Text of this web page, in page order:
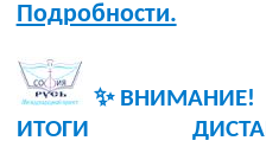
Подробности.
✨ВНИМАНИЕ!
ИТОГИ